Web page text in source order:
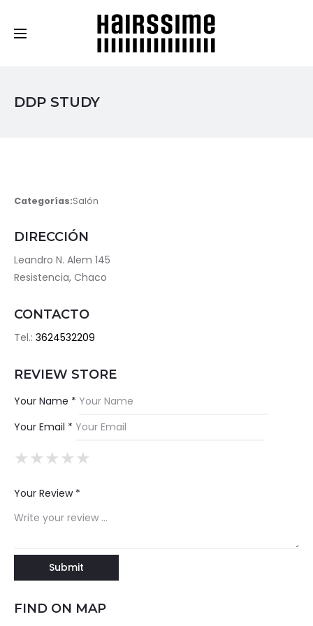
DDP STUDY
Categorías:Salón
DIRECCIÓN
Leandro N. Alem 145
Resistencia, Chaco
CONTACTO
Tel.: 3624532209
REVIEW STORE
Your Name *
Your Email *
★
★★
★★★
★★★★
★★★★★
Your Review *
FIND ON MAP